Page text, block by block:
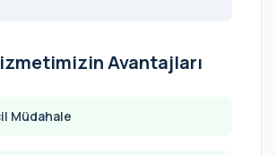
Avantajları
Müdahale